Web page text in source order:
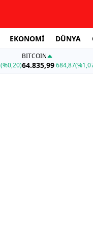
EKONOMİ DÜNYA
(%0,20)
BITCOIN
64.835,99684,87